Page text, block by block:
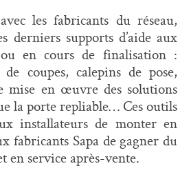
les fabricants du réseau,
derniers supports d’aide aux
en cours de finalisation :
coupes, calepins de pose,
mise en œuvre des solutions
la porte repliable… Ces outils
installateurs de monter en
fabricants Sapa de gagner du
en service après-vente.